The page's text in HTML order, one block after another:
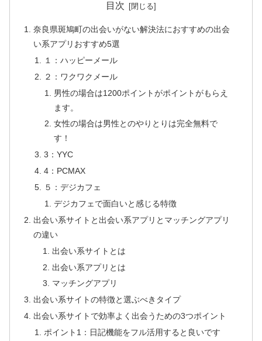
目次
奈良県斑鳩町の出会いがない解決法におすすめの出会
い系アプリおすすめ5選
１：ハッピーメール
２：ワクワクメール
男性の場合は1200ポイントがポイントがもらえ
ます。
女性の場合は男性とのやりとりは完全無料で
す！
3：YYC
4：PCMAX
５：デジカフェ
デジカフェで面白いと感じる特徴
出会い系サイトと出会い系アプリとマッチングアプリ
の違い
出会い系サイトとは
出会い系アプリとは
マッチングアプリ
出会い系サイトの特徴と選ぶべきタイプ
出会い系サイトで効率よく出会うための3つポイント
ポイント1：日記機能をフル活用すると良いです